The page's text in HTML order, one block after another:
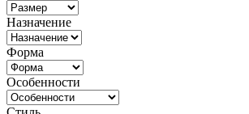
Назначение
Форма
Особенности